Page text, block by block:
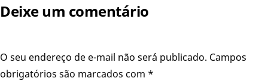
Deixe um comentário
O seu endereço de e-mail não será publicado. Campos
obrigatórios são marcados com *